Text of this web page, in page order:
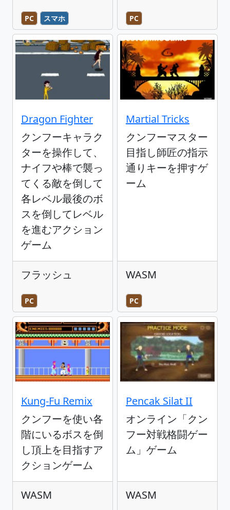
PC スマホ PC
Dragon Fighter
クンフーキャラク
ターを操作して、
ナイフや棒で襲っ
てくる敵を倒して
各レベル最後のボ
スを倒してレベル
を進むアクション
ゲーム
フラッシュ
PC
Martial Tricks
クンフーマスター
目指し師匠の指示
通りキーを押すゲ
ーム
WASM
PC
Kung-Fu Remix
クンフーを使い各
階にいるボスを倒
し頂上を目指すア
クションゲーム
WASM
Pencak Silat II
オンライン「クン
フー対戦格闘ゲー
ム」ゲーム
WASM